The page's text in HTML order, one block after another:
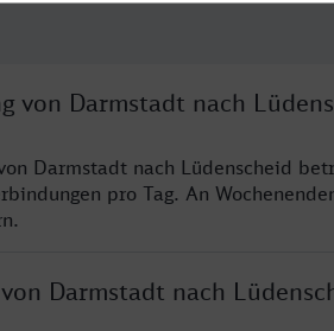
von Darmstadt nach
Darmstadt nach Lüdenscheid
pro Tag. An
Darmstadt nach